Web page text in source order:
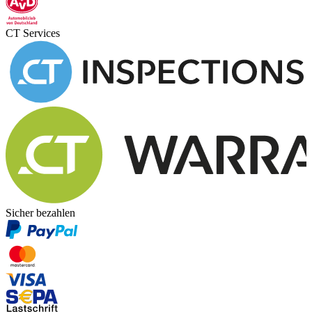
CT Services
Sicher bezahlen